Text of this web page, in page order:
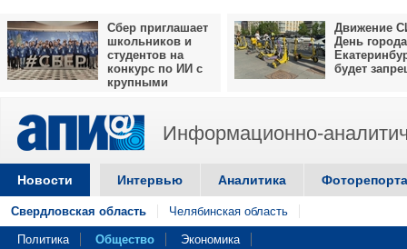
Сбер приглашает
школьников и
студентов на
конкурс по ИИ с
крупными
Движение
День города
будет
Информационно-
Новости Интервью Аналитика
Свердловская область Челябинская область
Политика Общество Экономика